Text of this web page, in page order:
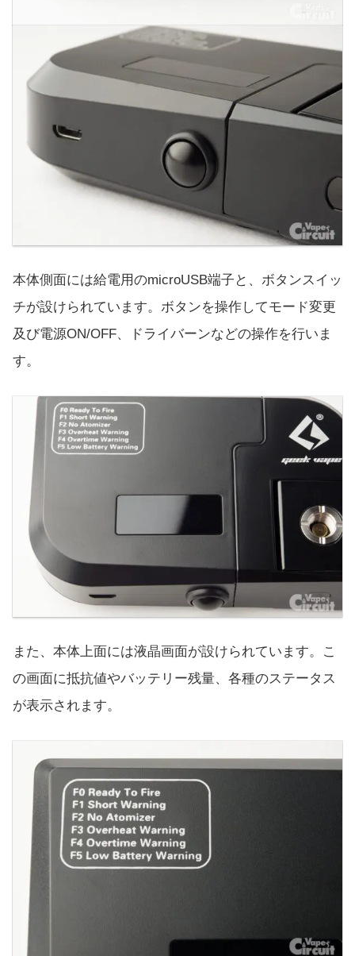
本体側面には給電用のmicroUSB端子と、ボタンスイッ
チが設けられています。ボタンを操作してモード変更
及び電源ON/OFF、ドライバーンなどの操作を行いま
す。
また、本体上面には液晶画面が設けられています。こ
の画面に抵抗値やバッテリー残量、各種のステータス
が表示されます。